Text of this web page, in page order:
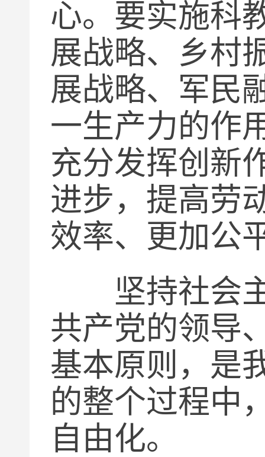
心。要实施科
展战略、乡村
展战略、军民
一生产力的作
充分发挥创新
进步，提高劳
效率、更加公
坚持社会主
共产党的领导
基本原则，是
的整个过程中
自由化。